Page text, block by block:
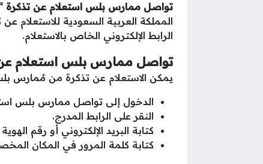
تواصل ممارس بلس استعلام عن تذكرة
المملكة العربية السعودية للاستعلام
الرابط الإلكتروني الخاص بالاستعلام.
تواصل ممارس بلس استعلام
يمكن الاستعلام عن تذكرة من مُمارس
الدخول إلى تواصل ممارس بلس
النقر على الرابط المدرج.
كتابة البريد الإلكتروني أو رقم
كتابة كلمة المرور في المكان